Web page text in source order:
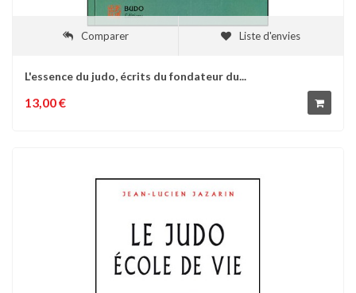
Comparer Liste d'envies
L'essence du judo, écrits du fondateur du...
13,00 €